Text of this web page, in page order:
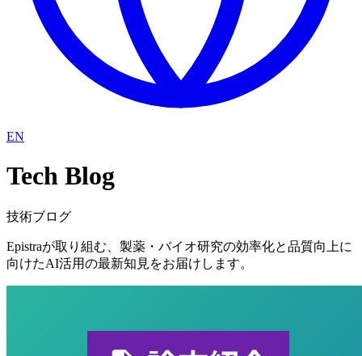
EN
Tech Blog
技術ブログ
Epistraが取り組む、 製薬・バイオ研究の効率化と品質向上に
向けたAI活用の最新知見をお届けします。